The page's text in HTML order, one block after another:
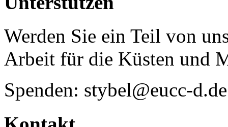
Werden Sie ein Teil von
Arbeit für die Küsten und
Spenden: stybel@eucc-d.de